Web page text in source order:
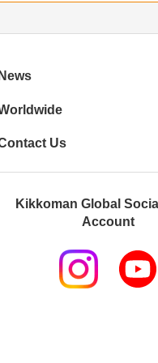
News
Us
Kikkoman Global
Account